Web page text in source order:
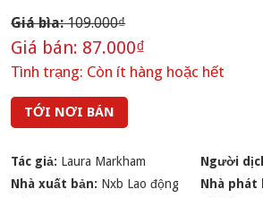
Giá bìa:109.000₫
Giá bán: 87.000₫
Tình trạng: Còn ít hàng hoặc hết
TỚI NƠI BÁN
Tác giả: Laura Markham Người
Nhà xuất bản: Nxb Lao động Nhà phát